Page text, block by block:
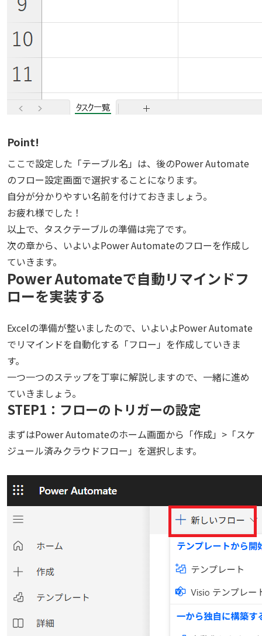
Point!
ここで設定した「テーブル名」は、後のPower Automate
のフロー設定画面で選択することになります。
自分が分かりやすい名前を付けておきましょう。
お疲れ様でした！
以上で、タスクテーブルの準備は完了です。
次の章から、いよいよPower Automateのフローを作成し
ていきます。
Power Automateで自動リマインドフ
ローを実装する
Excelの準備が整いましたので、いよいよPower Automate
でリマインドを自動化する「フロー」を作成していきま
す。
一つ一つのステップを丁寧に解説しますので、一緒に進め
ていきましょう。
STEP1：フローのトリガーの設定
まずはPower Automateのホーム画面から「作成」>「スケ
ジュール済みクラウドフロー」を選択します。